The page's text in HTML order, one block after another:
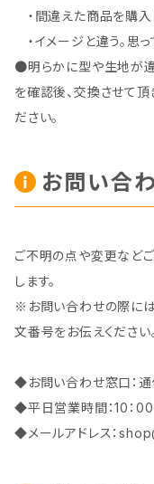
・間違えた商品を購入
・イメージと違う。思
●明らかに型や生地が
を確認後、交換させて頂
ださい。
お問い合
ご不明の点や変更など
します。
※お問い合わせの際には
文番号をお伝えください
◆お問い合わせ窓口：
◆平日営業時間：10：00
◆メールアドレス：